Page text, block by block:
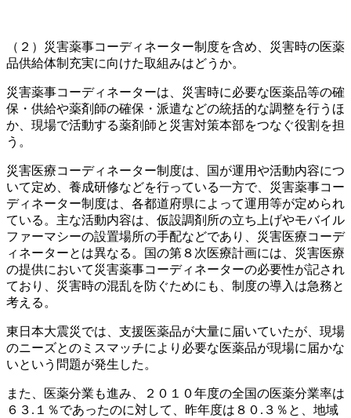
（２）災害薬事コーディネーター制度を含め、災害時の医薬
品供給体制充実に向けた取組みはどうか。
災害薬事コーディネーターは、災害時に必要な医薬品等の確
保・供給や薬剤師の確保・派遣などの統括的な調整を行うほ
か、現場で活動する薬剤師と災害対策本部をつなぐ役割を担
う。
災害医療コーディネーター制度は、国が運用や活動内容につ
いて定め、養成研修などを行っている一方で、災害薬事コー
ディネーター制度は、各都道府県によって運用等が定められ
ている。主な活動内容は、仮設調剤所の立ち上げやモバイル
ファーマシーの設置場所の手配などであり、災害医療コーデ
ィネーターとは異なる。国の第８次医療計画には、災害医療
の提供において災害薬事コーディネーターの必要性が記され
ており、災害時の混乱を防ぐためにも、制度の導入は急務と
考える。
東日本大震災では、支援医薬品が大量に届いていたが、現場
のニーズとのミスマッチにより必要な医薬品が現場に届かな
いという問題が発生した。
また、医薬分業も進み、２０１０年度の全国の医薬分業率は
６３.１％であったのに対して、昨年度は８０.３％と、地域